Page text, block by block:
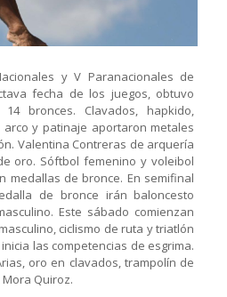
y V Paranacionales de
fecha de los juegos, obtuvo
bronces. Clavados, hapkido,
arco y patinaje aportaron metales
Valentina Contreras de arquería
oro. Sóftbol femenino y voleibol
medallas de bronce. En semifinal
de bronce irán baloncesto
Este sábado comienzan
ciclismo de ruta y triatlón
las competencias de esgrima.
oro en clavados, trampolín de
Quiroz.